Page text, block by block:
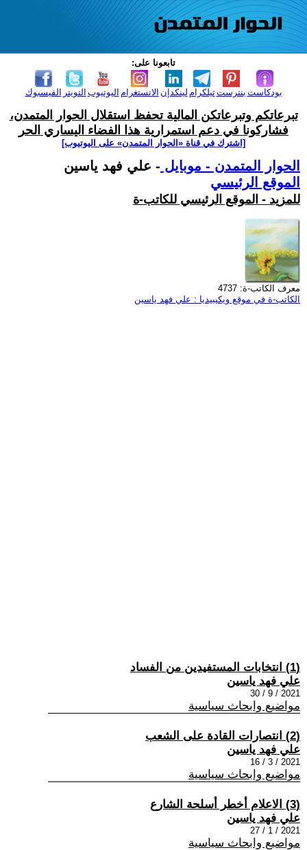
تابعونا على:
الفيسبوك التويتر اليوتيوب الانستغرام لينكدإن تيلكرامبنترست بودكاست
تبرعاتكم وتبرعاتكن المالية تحفظ استقلال الحوار المتمدن،
فشاركونا في دعم استمرارية هذا الفضاء اليساري الحر
[اشترك في قناة ‫«الحوار المتمدن» على اليوتيوب]
الحوار المتمدن - موبايل - علي فهد ياسين
الموقع الرئيسي
للمزيد - الموقع الرئيسي للكاتب-ة
معرف الكاتب-ة: 4737
الكاتب-ة في موقع ويكيبيديا : علي فهد ياسين
(1) انتخابات المستفيدين من الفساد
علي فهد ياسين
2021 / 9 / 30
مواضيع وابحاث سياسية
(2) انتصارات القادة على الشعب
علي فهد ياسين
2021 / 3 / 16
مواضيع وابحاث سياسية
(3) الاعلام أخطر أسلحة الشارع
علي فهد ياسين
2021 / 1 / 27
مواضيع وابحاث سياسية